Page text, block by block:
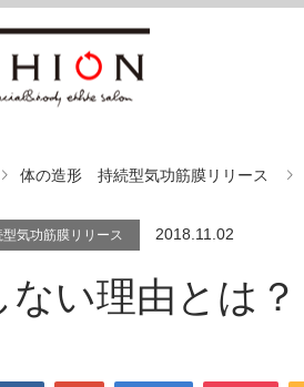
体の造形 持続型気功筋膜リリース
気功筋膜リリース 2018.11.02
ない理由とは？